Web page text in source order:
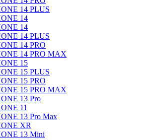
14 PLUS
14
14
14 PLUS
14 PRO
14 PRO MAX
15
15 PLUS
15 PRO
15 PRO MAX
13 Pro
11
13 Pro Max
XR
13 Mini